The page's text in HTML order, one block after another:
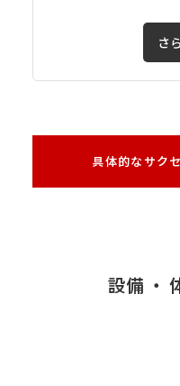
さ
具体的なサク
設備 ・